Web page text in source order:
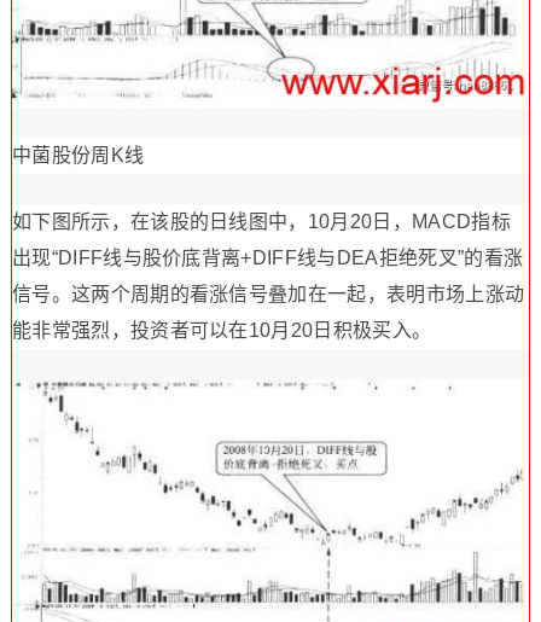
中菌股份周K线
如下图所示，在该股的日线图中，10月20日，MACD指标
出现“DIFF线与股价底背离+DIFF线与DEA拒绝死叉”的看涨
信号。这两个周期的看涨信号叠加在一起，表明市场上涨动
能非常强烈，投资者可以在10月20日积极买入。